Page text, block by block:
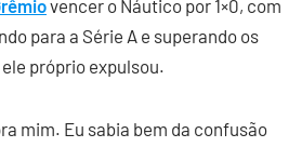
vencer o Náutico por 1×0, com
para a Série A e superando os
próprio expulsou.
mim. Eu sabia bem da confusão